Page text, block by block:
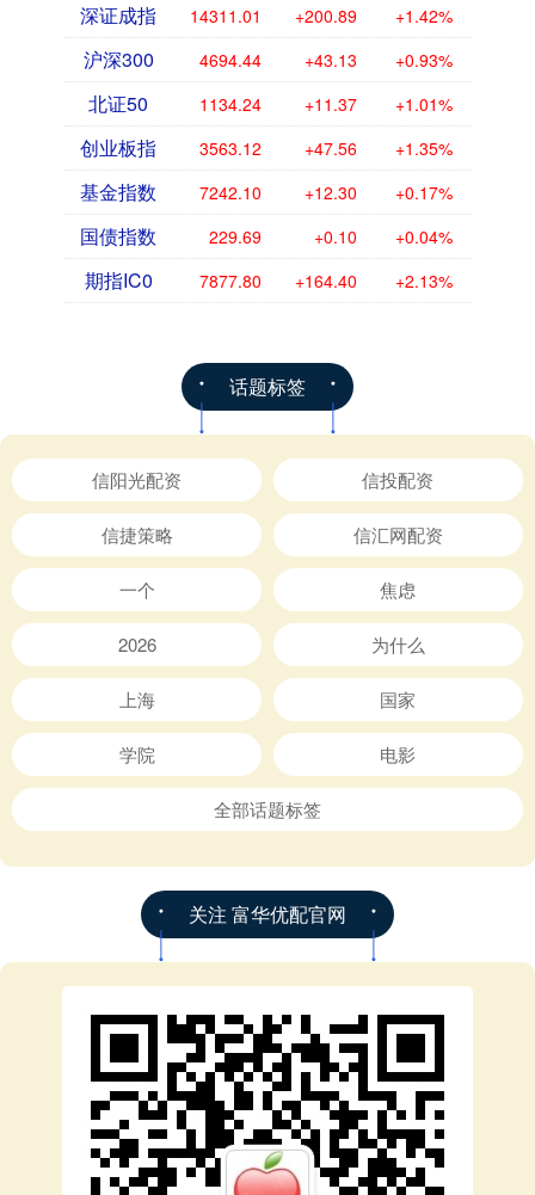
深证成指 14311.01 +200.89 +1.42%
沪深300 4694.44 +43.13 +0.93%
北证50 1134.24 +11.37 +1.01%
创业板指 3563.12 +47.56 +1.35%
基金指数 7242.10 +12.30 +0.17%
国债指数 229.69 +0.10 +0.04%
期指IC0 7877.80 +164.40 +2.13%
话题标签
信阳光配资 信投配资
信捷策略 信汇网配资
一个 焦虑
2026 为什么
上海 国家
学院 电影
全部话题标签
关注 富华优配官网